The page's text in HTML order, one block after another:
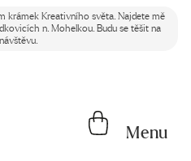
krámek Kreativního světa. Najdete mě
n. Mohelkou. Budu se těšit na
Menu